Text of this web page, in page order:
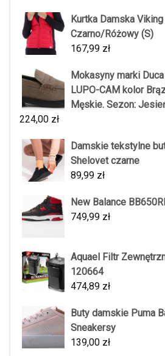
Kurtka Damska
Czarno/Różowy (S)
167,99 zł
Mokasyny marki
LUPO-CAM kolor
Męskie. Sezon:
224,00 zł
Damskie tekstylne
Shelovet czarne
89,99 zł
New Balance
749,99 zł
Aquael Filtr
120664
474,89 zł
Buty damskie Puma
Sneakersy
139,00 zł